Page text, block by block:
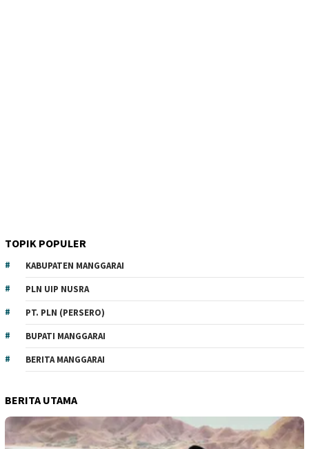
TOPIK POPULER
KABUPATEN MANGGARAI
PLN UIP NUSRA
PT. PLN (PERSERO)
BUPATI MANGGARAI
BERITA MANGGARAI
BERITA UTAMA